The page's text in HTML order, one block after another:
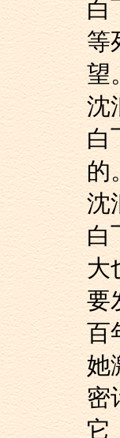
等
望
的
大
要
百
密
它